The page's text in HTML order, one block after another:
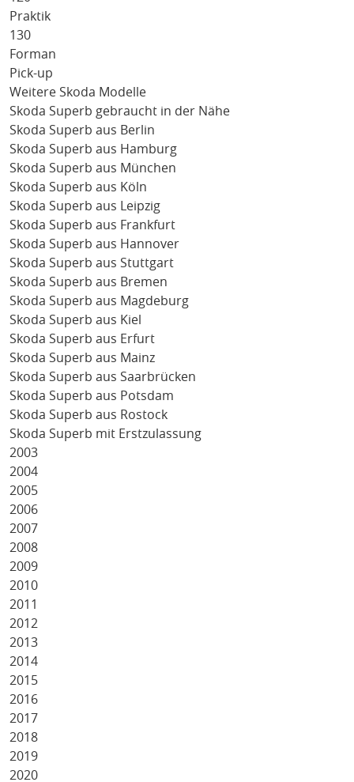
Praktik
130
Forman
Pick-up
Weitere Skoda Modelle
Skoda Superb gebraucht in der Nähe
Skoda Superb aus Berlin
Skoda Superb aus Hamburg
Skoda Superb aus München
Skoda Superb aus Köln
Skoda Superb aus Leipzig
Skoda Superb aus Frankfurt
Skoda Superb aus Hannover
Skoda Superb aus Stuttgart
Skoda Superb aus Bremen
Skoda Superb aus Magdeburg
Skoda Superb aus Kiel
Skoda Superb aus Erfurt
Skoda Superb aus Mainz
Skoda Superb aus Saarbrücken
Skoda Superb aus Potsdam
Skoda Superb aus Rostock
Skoda Superb mit Erstzulassung
2003
2004
2005
2006
2007
2008
2009
2010
2011
2012
2013
2014
2015
2016
2017
2018
2019
2020